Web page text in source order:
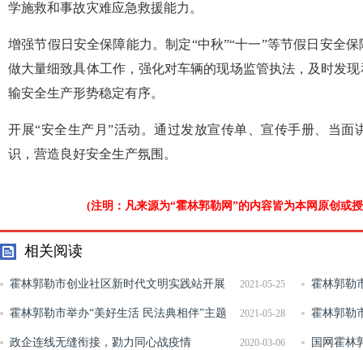
学施救和事故灾难应急救援能力。
增强节假日安全保障能力。制定“中秋”“十一”等节假日安全
做大量细致具体工作，强化对车辆的现场监管执法，及时发
输安全生产形势稳定有序。
开展“安全生产月”活动。通过发放宣传单、宣传手册、当
识，营造良好安全生产氛围。
(注明：凡来源为“霍林郭勒网”的内容皆为本网原创或
相关阅读
2021-05-25
霍林郭勒市创业社区新时代文明实践站开展
征兵宣传活动
霍林郭勒
地调查工作
2021-05-28
霍林郭勒市举办“美好生活 民法典相伴”主题
宣传活动
霍林郭勒
动关系主题
2020-03-06
政企连线无缝衔接，勠力同心战疫情 国网霍林